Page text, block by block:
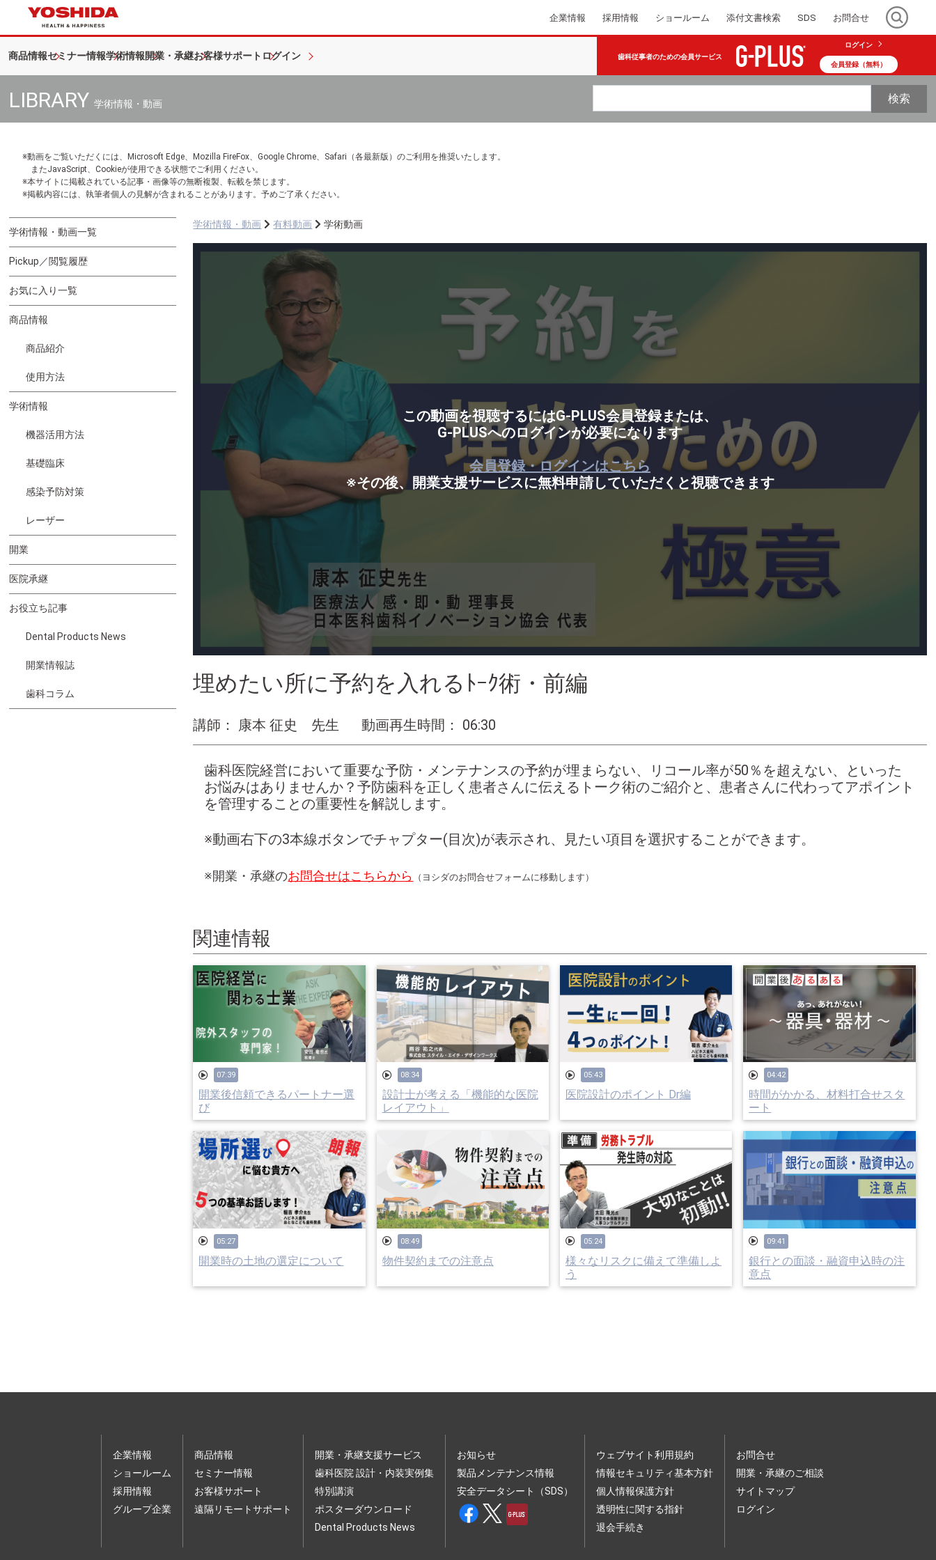
企業情報 採用情報 ショールーム 添付文書検索 SDS お問合せ
商品情報セミナー情報学術情報開業・承継お客様サポート ログイン 歯科従事者のための会員サービス
ログイン
会員登録（無料）
LIBRARY 学術情報・動画 検索
※動画をご覧いただくには、Microsoft Edge、Mozilla FireFox、Google Chrome、Safari（各最新版）のご利用を推奨いたします。
またJavaScript、Cookieが使用できる状態でご利用ください。
※本サイトに掲載されている記事・画像等の無断複製、転載を禁じます。
※掲載内容には、執筆者個人の見解が含まれることがあります。予めご了承ください。
学術情報・動画一覧
Pickup／閲覧履歴
お気に入り一覧
商品情報
商品紹介
使用方法
学術情報
機器活用方法
基礎臨床
感染予防対策
レーザー
開業
医院承継
お役立ち記事
Dental Products News
開業情報誌
歯科コラム
学術情報・動画 有料動画 学術動画
この動画を視聴するにはG-PLUS会員登録または、
G-PLUSへのログインが必要になります
会員登録・ログインはこちら
※その後、開業支援サービスに無料申請していただくと視聴できます
埋めたい所に予約を入れるﾄｰｸ術・前編
講師： 康本 征史 先生 動画再生時間： 06:30
歯科医院経営において重要な予防・メンテナンスの予約が埋まらない、リコール率が50％を超えない、といった
お悩みはありませんか？予防歯科を正しく患者さんに伝えるトーク術のご紹介と、患者さんに代わってアポイント
を管理することの重要性を解説します。
※動画右下の3本線ボタンでチャプター(目次)が表示され、見たい項目を選択することができます。
※開業・承継のお問合せはこちらから （ヨシダのお問合せフォームに移動します）
関連情報
07:39
開業後信頼できるパートナー選
び
08:34
設計士が考える「機能的な医院
レイアウト」
05:43
医院設計のポイント Dr編
04:42
時間がかかる、材料打合せスタ
ート
05:27
開業時の土地の選定について
08:49
物件契約までの注意点
05:24
様々なリスクに備えて準備しよ
う
09:41
銀行との面談・融資申込時の注
意点
企業情報
ショールーム
採用情報
グループ企業
商品情報
セミナー情報
お客様サポート
遠隔リモートサポート
開業・承継支援サービス
歯科医院 設計・内装実例集
特別講演
ポスターダウンロード
Dental Products News
お知らせ
製品メンテナンス情報
安全データシート（SDS）
ウェブサイト利用規約
情報セキュリティ基本方針
個人情報保護方針
透明性に関する指針
退会手続き
お問合せ
開業・承継のご相談
サイトマップ
ログイン